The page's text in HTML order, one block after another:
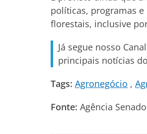
políticas, programas
florestais, inclusive
Já segue nosso
principais notícias
Tags: Agronegócio
Fonte: Agência Senado